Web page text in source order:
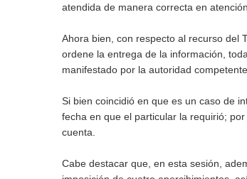
atendida de manera correcta en
Ahora bien, con respecto al recurso del
ordene la entrega de la información,
manifestado por la autoridad
Si bien coincidió en que es un caso de
fecha en que el particular la requirió;
cuenta.
Cabe destacar que, en esta sesión,